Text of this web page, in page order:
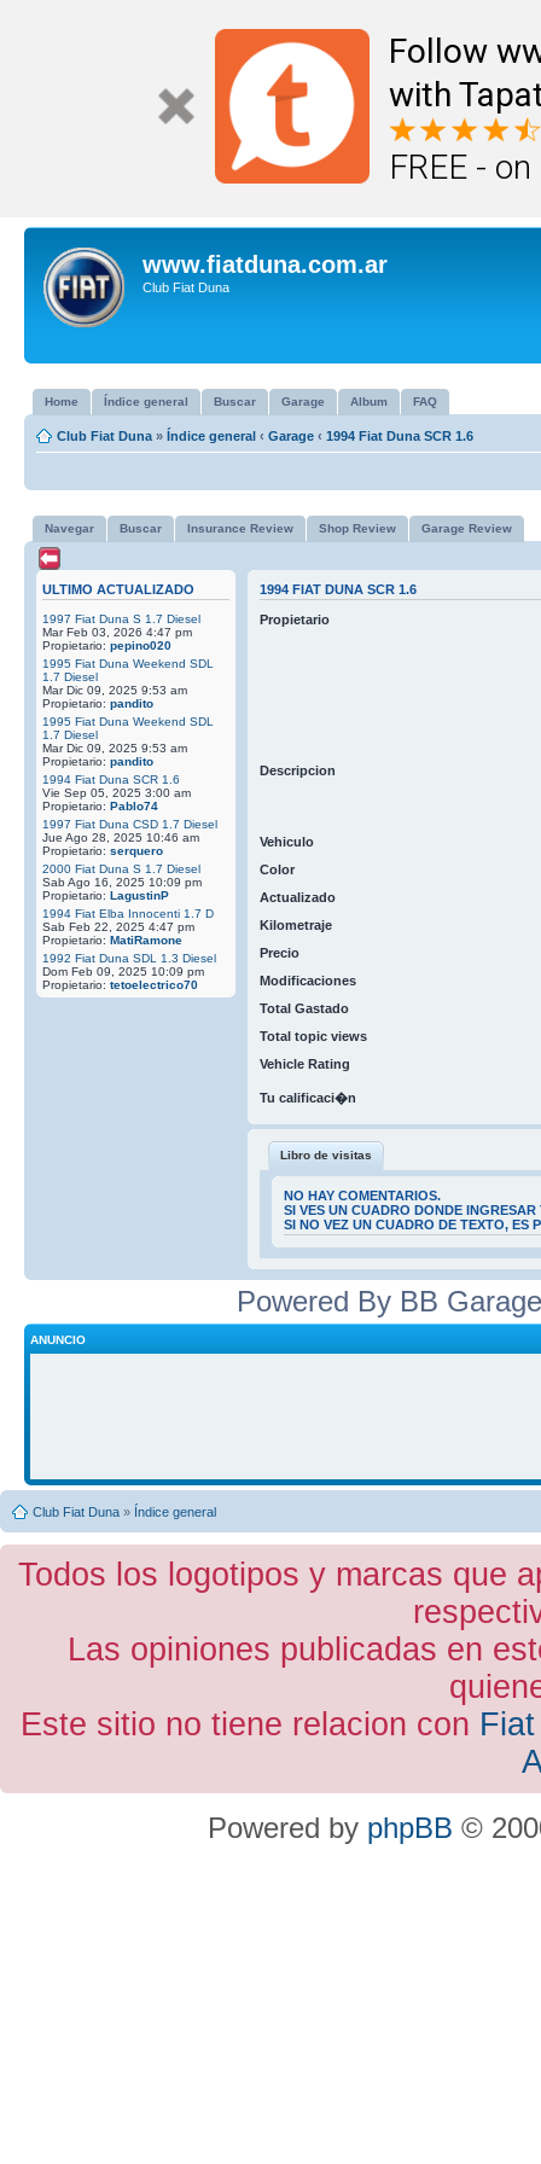
Follow
with
FREE -
www.fiatduna.com.ar
Club Fiat Duna
Home Índice general Buscar Garage Album FAQ
Club Fiat Duna » Índice general ‹ Garage ‹ 1994 Fiat Duna SCR 1.6
Navegar Buscar Insurance Review Shop Review Garage Review
ULTIMO ACTUALIZADO
1997 Fiat Duna S 1.7 Diesel
Mar Feb 03, 2026 4:47 pm
Propietario: pepino020
1995 Fiat Duna Weekend SDL
1.7 Diesel
Mar Dic 09, 2025 9:53 am
Propietario: pandito
1995 Fiat Duna Weekend SDL
1.7 Diesel
Mar Dic 09, 2025 9:53 am
Propietario: pandito
1994 Fiat Duna SCR 1.6
Vie Sep 05, 2025 3:00 am
Propietario: Pablo74
1997 Fiat Duna CSD 1.7 Diesel
Jue Ago 28, 2025 10:46 am
Propietario: serquero
2000 Fiat Duna S 1.7 Diesel
Sab Ago 16, 2025 10:09 pm
Propietario: LagustinP
1994 Fiat Elba Innocenti 1.7 D
Sab Feb 22, 2025 4:47 pm
Propietario: MatiRamone
1992 Fiat Duna SDL 1.3 Diesel
Dom Feb 09, 2025 10:09 pm
Propietario: tetoelectrico70
1994 FIAT DUNA SCR 1.6
Propietario
Descripcion
Vehiculo
Color
Actualizado
Kilometraje
Precio
Modificaciones
Total Gastado
Total topic views
Vehicle Rating
Tu calificaci�n
Libro de visitas
NO HAY COMENTARIOS.
SI VES UN CUADRO DONDE
SI NO VEZ UN CUADRO DE TEXTO, ES
Powered By BB
ANUNCIO
Club Fiat Duna » Índice general
Todos los logotipos y marcas que
Las opiniones publicadas en
Este sitio no tiene relacion con
Powered by phpBB ©